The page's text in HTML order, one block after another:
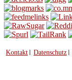
Kontakt Datenschutz